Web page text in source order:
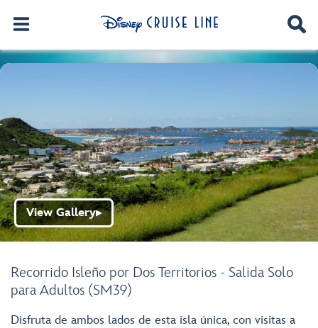
Recorrido Isleño por Dos Territorios - Salida Solo
para Adultos (SM39)
View Gallery▶
Disfruta de ambos lados de esta isla única, con visitas a